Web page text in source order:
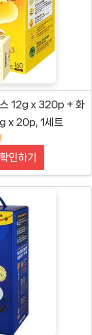
스 12g x 320p + 화
x 20p, 1세트
인하기